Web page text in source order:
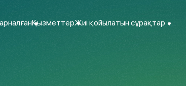
ҚызметтерЖиі қойылатын сұрақтар